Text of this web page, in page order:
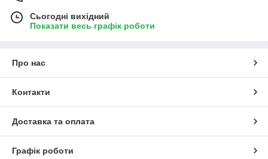
Сьогодні вихідний
Показати весь графік роботи
Про нас
Контакти
Доставка та оплата
Графік роботи